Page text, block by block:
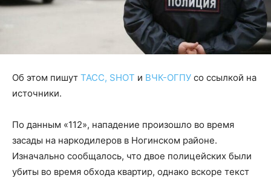
Об этом пишут ТАСС, SHOT и ВЧК-ОГПУ со ссылкой на
источники.
По данным «112», нападение произошло во время
засады на наркодилеров в Ногинском районе.
Изначально сообщалось, что двое полицейских были
убиты во время обхода квартир, однако вскоре текст